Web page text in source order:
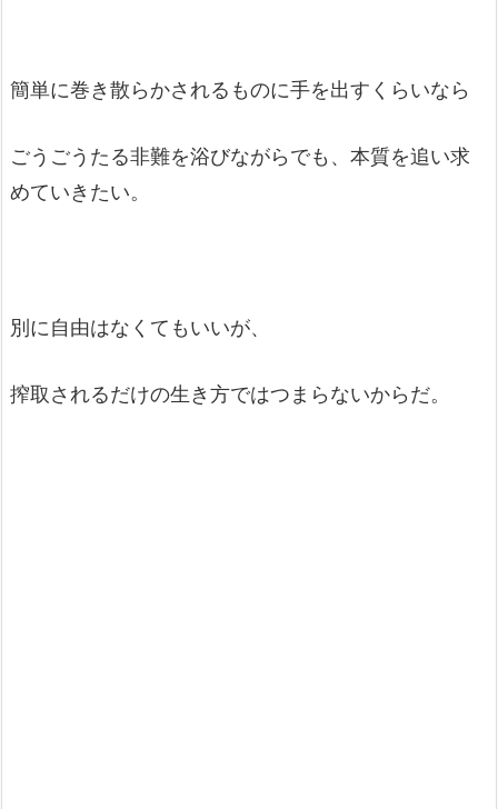
簡単に巻き散らかされるものに手を出すくらいなら
ごうごうたる非難を浴びながらでも、本質を追い求
めていきたい。
別に自由はなくてもいいが、
搾取されるだけの生き方ではつまらないからだ。